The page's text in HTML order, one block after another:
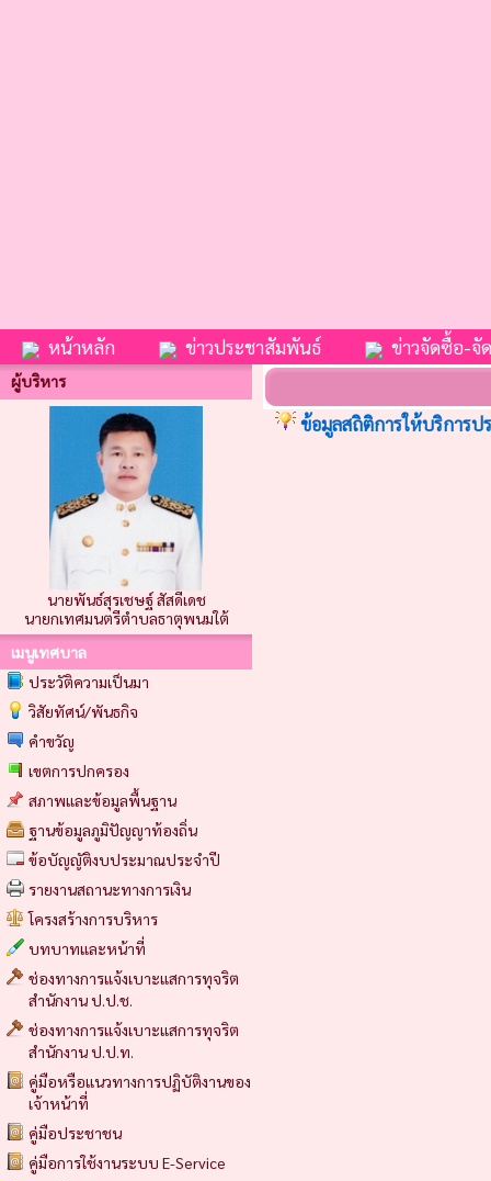
หน้าหลัก ข่าวประชาสัมพันธ์ ข่าวจัดซื้อ-จั
ผู้บริหาร
นายพันธ์สุรเชษฐ์ สัสดีเดช
นายกเทศมนตรีตำบลธาตุพนมใต้
เมนูเทศบาล
ประวัติความเป็นมา
วิสัยทัศน์/พันธกิจ
คำขวัญ
เขตการปกครอง
สภาพและข้อมูลพื้นฐาน
ฐานข้อมูลภูมิปัญญาท้องถิ่น
ข้อบัญญัติงบประมาณประจำปี
รายงานสถานะทางการเงิน
โครงสร้างการบริหาร
บทบาทและหน้าที่
ช่องทางการแจ้งเบาะแสการทุจริต
สำนักงาน ป.ป.ช.
ช่องทางการแจ้งเบาะแสการทุจริต
สำนักงาน ป.ป.ท.
คู่มือหรือแนวทางการปฏิบัติงานของ
เจ้าหน้าที่
คู่มือประชาชน
คู่มือการใช้งานระบบ E-Service
ข้อมูลสถิติการให้บริการป